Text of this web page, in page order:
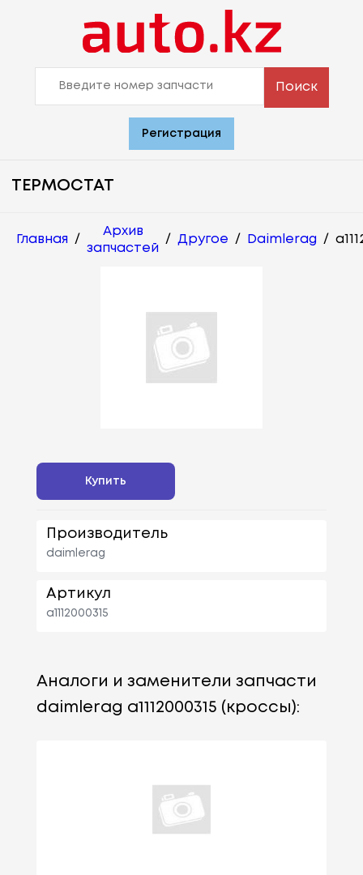
Поиск
Регистрация
ТЕРМОСТАТ
Главная /
Архив
запчастей
/ Другое / Daimlerag /
Купить
Производитель
daimlerag
Артикул
a1112000315
Аналоги и заменители запчасти
daimlerag a1112000315 (кроссы):